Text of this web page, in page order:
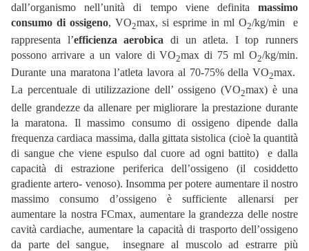
dall’organismo nell’unità di tempo viene definita massimo
consumo di ossigeno, VO2max, si esprime in ml O2/kg/min e
rappresenta l’efficienza aerobica di un atleta. I top runners
possono arrivare a un valore di VO2max di 75 ml O2/kg/min.
Durante una maratona l’atleta lavora al 70-75% della VO2max.
La percentuale di utilizzazione dell’ ossigeno (VO2max) è una
delle grandezze da allenare per migliorare la prestazione durante
la maratona. Il massimo consumo di ossigeno dipende dalla
frequenza cardiaca massima, dalla gittata sistolica (cioè la quantità
di sangue che viene espulso dal cuore ad ogni battito) e dalla
capacità di estrazione periferica dell’ossigeno (il cosiddetto
gradiente artero- venoso). Insomma per potere aumentare il nostro
massimo consumo d’ossigeno è sufficiente allenarsi per
aumentare la nostra FCmax, aumentare la grandezza delle nostre
cavità cardiache, aumentare la capacità di trasporto dell’ossigeno
da parte del sangue, insegnare al muscolo ad estrarre più